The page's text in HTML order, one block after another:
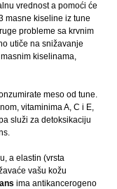
vrednost a pomoći će
masne kiseline iz tune
probleme sa krvnim
utiče na snižavanje
kiselinama,
meso od tune.
vitaminima A, C i E,
služi za detoksikaciju
a elastin (vrsta
vašu kožu
ima antikancerogeno